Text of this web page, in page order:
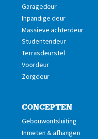
Garagedeur
Inpandige deur
Massieve achterdeur
Studentendeur
Terrasdeurstel
Voordeur
Zorgdeur
CONCEPTEN
Gebouwontsluiting
Inmeten & afhangen